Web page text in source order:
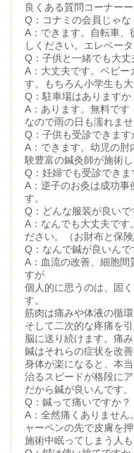
良くある質問コーナー
Q：コナミの会員じゃ
A：できます。自転車、
しください。エレベー
Q：子供と一緒でも大丈
A：大丈夫です。ベビー
す。もちろん小学生も
Q：駐車場はありますか
A：あります。無料で
なので雨の日も濡れませ
Q：子供も受診できます
A：できます。幼児の肘
験豊富の鍼灸師が施術し
Q：妊婦でも受診できま
A：逆子のお灸は成功事
す。
Q：どんな服装が良いで
A：なんでも大丈夫です
ださい。（お財布と保険
Q：なんで鍼が良いんで
A：血流の改善、細胞間
すが
個人的に思うのは、固
す。
筋肉は痛みや体液の循
そして二次的な疼痛を
脳に送り続けます。痛
鍼はそれらの症状を改善
身体が楽になると、本
治るスピードが格段にア
だから鍼が良いんです。
Q：鍼って痛いですか？
A：全然痛くありませ
ャーペンの先で皮膚を
施術中眠ってしまう人も